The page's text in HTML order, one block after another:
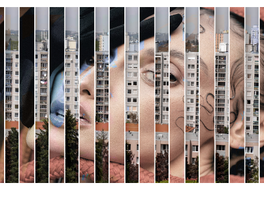
Pro děti
edu
Vše o ČT